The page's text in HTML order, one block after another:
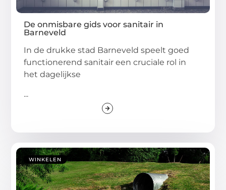
De onmisbare gids voor sanitair in
Barneveld
In de drukke stad Barneveld speelt goed
functionerend sanitair een cruciale rol in
het dagelijkse
...
WINKELEN